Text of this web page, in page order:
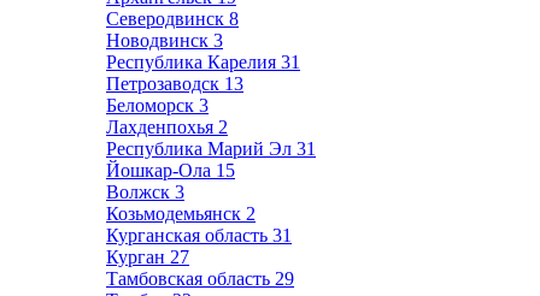
Северодвинск 8
Новодвинск 3
Республика Карелия 31
Петрозаводск 13
Беломорск 3
Лахденпохья 2
Республика Марий Эл 31
Йошкар-Ола 15
Волжск 3
Козьмодемьянск 2
Курганская область 31
Курган 27
Тамбовская область 29